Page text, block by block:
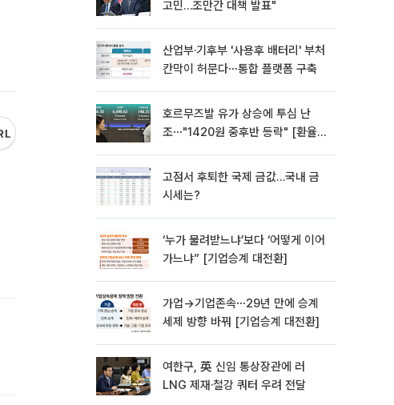
고민…조만간 대책 발표"
산업부·기후부 '사용후 배터리' 부처
칸막이 허문다⋯통합 플랫폼 구축
호르무즈발 유가 상승에 투심 난
조⋯"1420원 중후반 등락" [환율전
고점서 후퇴한 국제 금값…국내 금
시세는?
‘누가 물려받느냐’보다 ‘어떻게 이어
가느냐” [기업승계 대전환]
가업→기업존속⋯29년 만에 승계
세제 방향 바꿔 [기업승계 대전환]
여한구, 英 신임 통상장관에 러
LNG 제재·철강 쿼터 우려 전달